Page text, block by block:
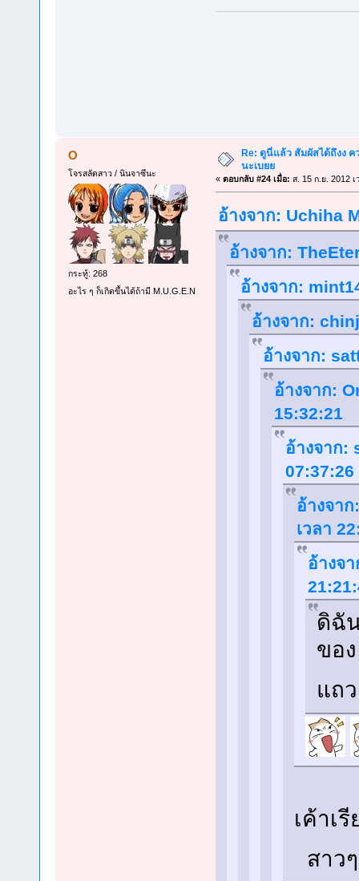
O
โจรสลัดสาว / นินจาซึนะ
กระทู้: 268
อะไร ๆ ก็เกิดขึ้นได้ถ้ามี M.U.G.E.N
Re: ดูนี่แล้ว สัมผัสได้ถึงง
นะเบยย
« ตอบกลับ #24 เมื่อ: ส. 15 ก.ย. 2012 เ
อ้างจาก: Uchiha
อ้างจาก:
อ้างจาก:
อ้างจาก:
อ้างจาก:
อ้างจาก:
15:32:21
อ้างจาก:
07:37:26
อ้างจา
เวลา
อ้างจ
ดิฉั
ขอ
แถ
เค้าเ
สาว